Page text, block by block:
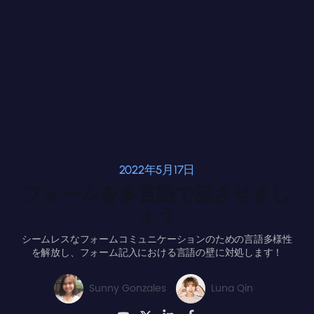
2022年5月17日
シームレスなフォームコミュニケーションのための言語多様性
を解放し、フォーム記入における言語の壁に対処します！
Sunny Gonzales Luna Qin